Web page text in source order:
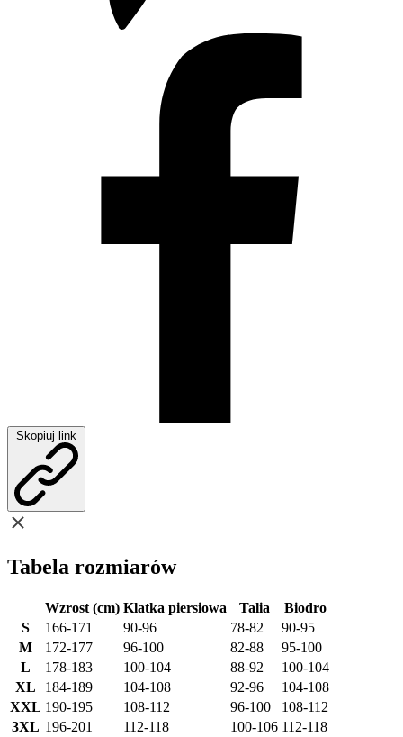
Skopiuj link
Tabela rozmiarów
Wzrost (cm) Klatka piersiowa Talia
Biodro
S
166-171 90-96 78-82
90-95
M
172-177 96-100 82-88
95-100
L
178-183 100-104 88-92
100-104
XL
184-189 104-108 92-96
104-108
XXL 190-195 108-112 96-100
108-112
3XL 196-201 112-118 100-106 112-118